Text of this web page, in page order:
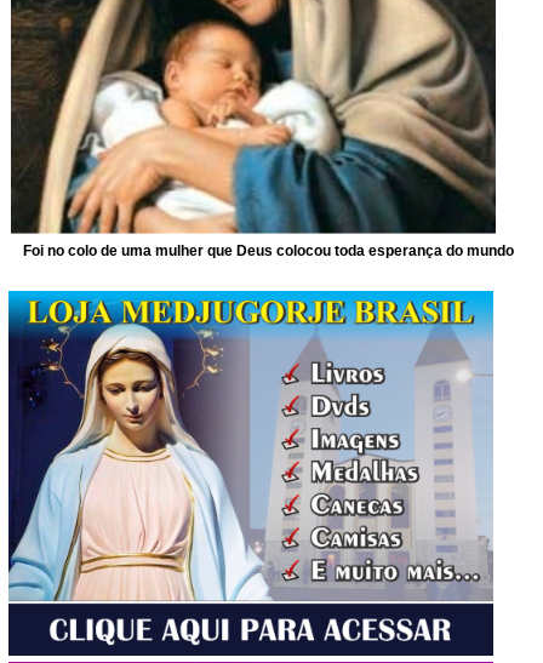
Foi no colo de uma mulher que Deus colocou toda esperança do mundo